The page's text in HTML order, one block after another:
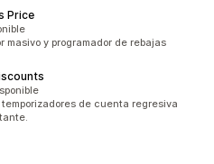
Price
masivo y programador de rebajas
de cuenta regresiva